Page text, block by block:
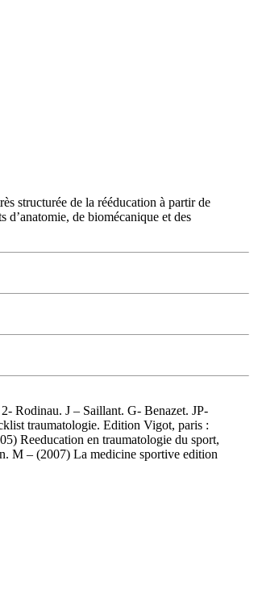
structurée de la rééducation à partir de
d’anatomie, de biomécanique et des
Rodinau. J – Saillant. G- Benazet. JP-
traumatologie. Edition Vigot, paris :
Reeducation en traumatologie du sport,
M – (2007) La medicine sportive edition